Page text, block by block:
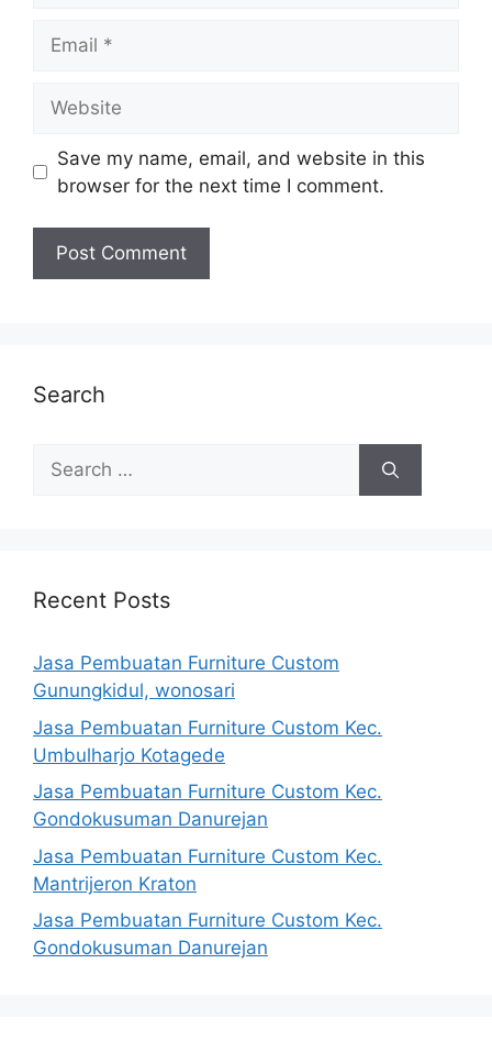
Save my name, email, and website in this
browser for the next time I comment.
Search
Search
for:
Recent Posts
Jasa Pembuatan Furniture Custom
Gunungkidul, wonosari
Jasa Pembuatan Furniture Custom Kec.
Umbulharjo Kotagede
Jasa Pembuatan Furniture Custom Kec.
Gondokusuman Danurejan
Jasa Pembuatan Furniture Custom Kec.
Mantrijeron Kraton
Jasa Pembuatan Furniture Custom Kec.
Gondokusuman Danurejan